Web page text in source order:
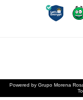
Powered by Grupo Morena